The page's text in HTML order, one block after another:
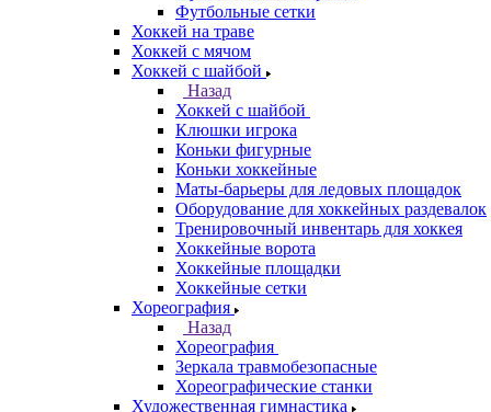
Футбольные сетки
Хоккей на траве
Хоккей с мячом
Хоккей с шайбой
Назад
Хоккей с шайбой
Клюшки игрока
Коньки фигурные
Коньки хоккейные
Маты-барьеры для ледовых площадок
Оборудование для хоккейных раздевалок
Тренировочный инвентарь для хоккея
Хоккейные ворота
Хоккейные площадки
Хоккейные сетки
Хореография
Назад
Хореография
Зеркала травмобезопасные
Хореографические станки
Художественная гимнастика